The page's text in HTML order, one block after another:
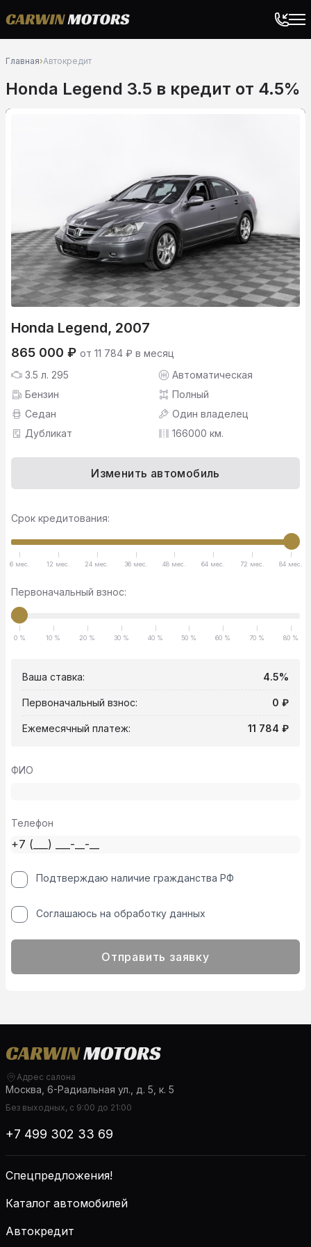
Главная›Автокредит
Honda Legend 3.5 в кредит от 4.5%
Honda Legend, 2007
865 000 ₽ от 11 784 ₽ в месяц
3.5 л. 295
Автоматическая
Бензин
Полный
Седан
Один владелец
Дубликат
166000 км.
Изменить автомобиль
Срок кредитования:
6 мес. 12 мес. 24 мес. 36 мес. 48 мес. 64 мес. 72 мес. 84 мес.
Первоначальный взнос:
0 % 10 % 20 % 30 % 40 % 50 % 60 % 70 % 80 %
Ваша ставка: 4.5%
Первоначальный взнос: 0 ₽
Ежемесячный платеж: 11 784 ₽
ФИО
Телефон
Подтверждаю наличие гражданства РФ
Соглашаюсь на обработку данных
Отправить заявку
Адрес салона
Москва, 6-Радиальная ул., д. 5, к. 5
Без выходных, с 9:00 до 21:00
+7 499 302 33 69
Спецпредложения!
Каталог автомобилей
Автокредит